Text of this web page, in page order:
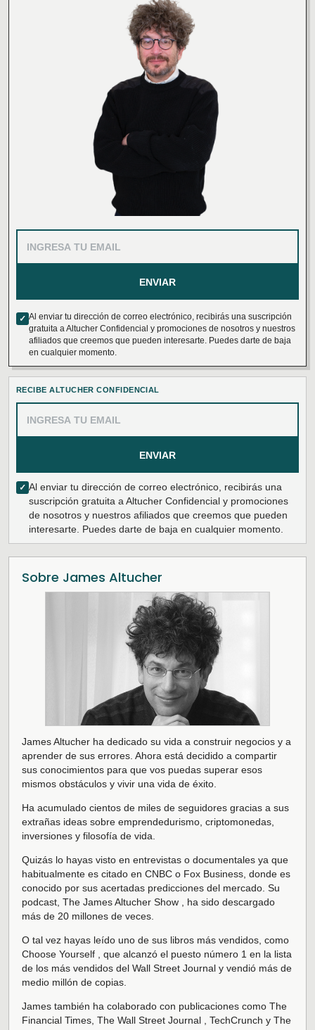
ENVIAR
✓ Al enviar tu dirección de correo electrónico, recibirás una suscripción
gratuita a Altucher Confidencial y promociones de nosotros y nuestros
afiliados que creemos que pueden interesarte. Puedes darte de baja
en cualquier momento.
RECIBE ALTUCHER CONFIDENCIAL
ENVIAR
✓ Al enviar tu dirección de correo electrónico, recibirás una
suscripción gratuita a Altucher Confidencial y promociones
de nosotros y nuestros afiliados que creemos que pueden
interesarte. Puedes darte de baja en cualquier momento.
Sobre James Altucher
James Altucher ha dedicado su vida a construir negocios y a
aprender de sus errores. Ahora está decidido a compartir
sus conocimientos para que vos puedas superar esos
mismos obstáculos y vivir una vida de éxito.
Ha acumulado cientos de miles de seguidores gracias a sus
extrañas ideas sobre emprendedurismo, criptomonedas,
inversiones y filosofía de vida.
Quizás lo hayas visto en entrevistas o documentales ya que
habitualmente es citado en CNBC o Fox Business, donde es
conocido por sus acertadas predicciones del mercado. Su
podcast, The James Altucher Show , ha sido descargado
más de 20 millones de veces.
O tal vez hayas leído uno de sus libros más vendidos, como
Choose Yourself , que alcanzó el puesto número 1 en la lista
de los más vendidos del Wall Street Journal y vendió más de
medio millón de copias.
James también ha colaborado con publicaciones como The
Financial Times, The Wall Street Journal , TechCrunch y The